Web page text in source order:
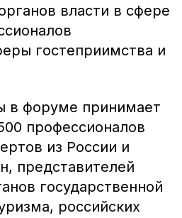
власти в сфере
гостеприимства и
в форуме принимает
профессионалов
из России и
представителей
государственной
российских